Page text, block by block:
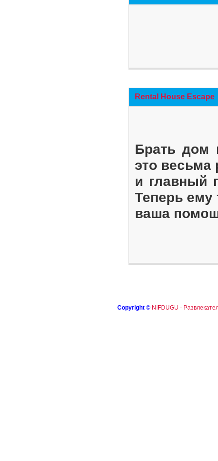
Rental House Escape
Брать дом
это весьма
и главный
Теперь ему
ваша
Copyright © NIFDUGU -